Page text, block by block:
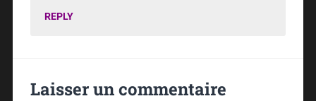
REPLY
Laisser un commentaire